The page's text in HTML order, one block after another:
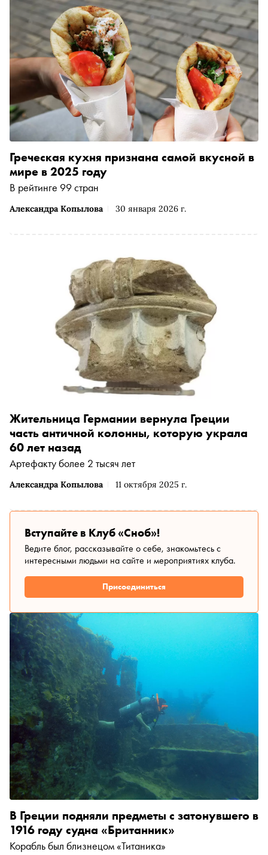
Александра Копылова 30 января 2026 г.
Греческая кухня признана самой вкусной в
мире в 2025 году
В рейтинге 99 стран
Александра Копылова 11 октября 2025 г.
Жительница Германии вернула Греции
часть античной колонны, которую украла
60 лет назад
Артефакту более 2 тысяч лет
Вступайте в Клуб «Сноб»!
Ведите блог, рассказывайте о себе, знакомьтесь с
интересными людьми на сайте и мероприятиях клуба.
Присоединиться
В Греции подняли предметы с затонувшего в
1916 году судна «Британник»
Корабль был близнецом «Титаника»